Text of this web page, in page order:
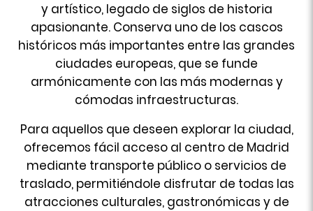
y artístico, legado de siglos de historia
apasionante. Conserva uno de los cascos
históricos más importantes entre las grandes
ciudades europeas, que se funde
armónicamente con las más modernas y
cómodas infraestructuras.
Para aquellos que deseen explorar la ciudad,
ofrecemos fácil acceso al centro de Madrid
mediante transporte público o servicios de
traslado, permitiéndole disfrutar de todas las
atracciones culturales, gastronómicas y de